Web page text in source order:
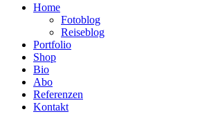
Home
Fotoblog
Reiseblog
Portfolio
Shop
Bio
Abo
Referenzen
Kontakt